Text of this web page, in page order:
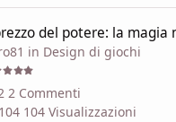
del potere: la magia
in Design di giochi
2 Commenti
104 Visualizzazioni